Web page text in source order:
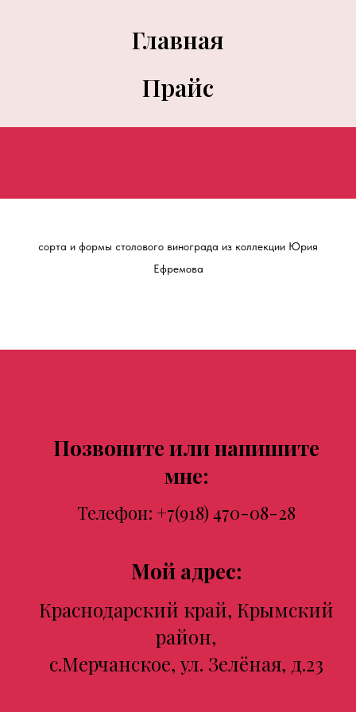
Главная
Прайс
сорта и формы столового винограда из коллекции Юрия
Ефремова
Позвоните или напишите
мне:
Телефон: +7(918) 470-08-28
Мой адрес:
Краснодарский край, Крымский
район,
с.Мерчанское, ул. Зелёная, д.23